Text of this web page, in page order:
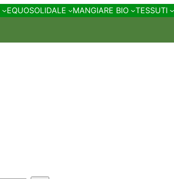
EQUOSOLIDALE MANGIARE BIO TESSUTI